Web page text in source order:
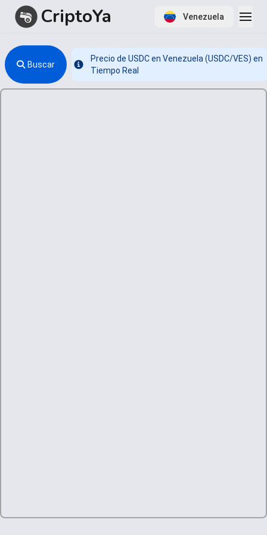
CriptoYa Venezuela
Buscar
Info
Precio de USDC en Venezuela (USDC/VES) en
Tiempo Real